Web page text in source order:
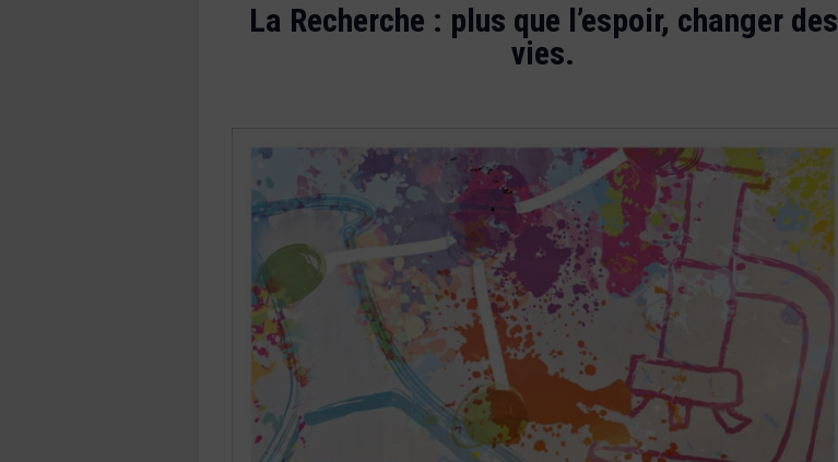
La Recherche : plus que l’espoir, changer des
vies.